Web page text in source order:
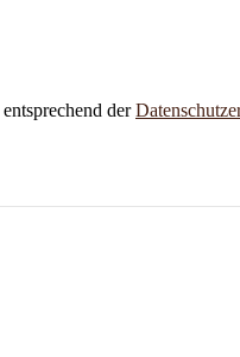
der